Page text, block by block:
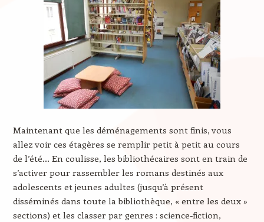
Maintenant que les déménagements sont finis, vous
allez voir ces étagères se remplir petit à petit au cours
de l’été… En coulisse, les bibliothécaires sont en train de
s’activer pour rassembler les romans destinés aux
adolescents et jeunes adultes (jusqu’à présent
disséminés dans toute la bibliothèque, « entre les deux »
sections) et les classer par genres : science-fiction,